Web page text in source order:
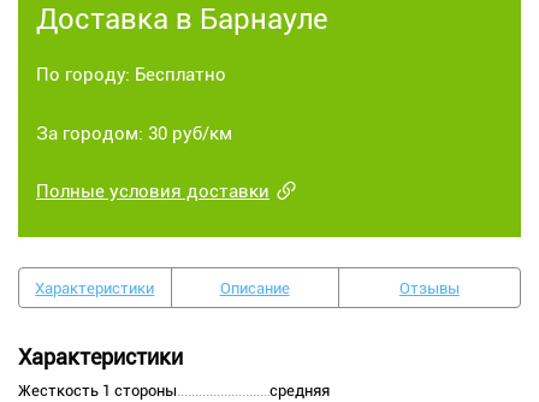
Доставка в Барнауле
По городу: Бесплатно
За городом: 30 руб/км
Полные условия доставки
Характеристики Описание Отзывы
Характеристики
Жесткость 1 стороны
средняя